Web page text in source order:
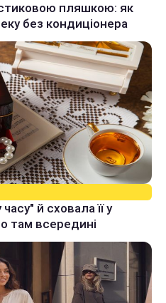
пляшкою: як
без кондиціонера
й сховала її у
там всередині